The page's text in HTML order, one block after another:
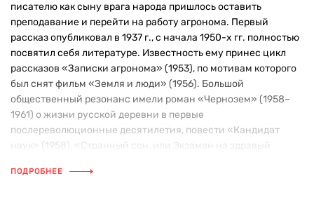
писателю как сыну врага народа пришлось оставить
преподавание и перейти на работу агронома. Первый
рассказ опубликовал в 1937 г., с начала 1950-х гг. полностью
посвятил себя литературе. Известность ему принес цикл
рассказов «Записки агронома» (1953), по мотивам которого
был снят фильм «Земля и люди» (1956). Большой
общественный резонанс имели роман «Чернозем» (1958–
1961) о жизни русской деревни в первые
послереволюционные десятилетия, повести «Кандидат
наук» (1958), «Странный сон, или Экзамен на здравый
а также публицистическая проза Троепольского,
ПОДРОБНЕЕ